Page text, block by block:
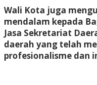
Wali Kota juga
mendalam kepada
Jasa Sekretariat
daerah yang telah
profesionalisme dan